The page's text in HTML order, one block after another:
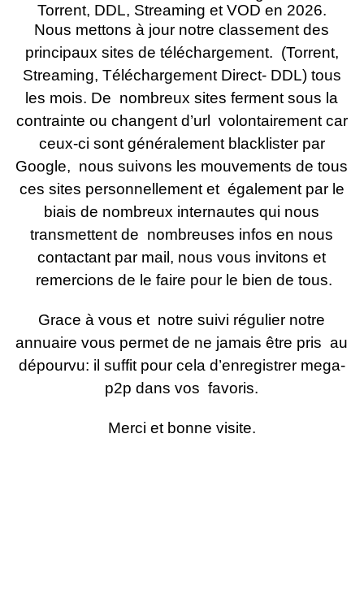
Torrent, DDL, Streaming et VOD en 2026.
Nous mettons à jour notre classement des
principaux sites de téléchargement. (Torrent,
Streaming, Téléchargement Direct- DDL) tous
les mois. De nombreux sites ferment sous la
contrainte ou changent d’url volontairement car
ceux-ci sont généralement blacklister par
Google, nous suivons les mouvements de tous
ces sites personnellement et également par le
biais de nombreux internautes qui nous
transmettent de nombreuses infos en nous
contactant par mail, nous vous invitons et
remercions de le faire pour le bien de tous.
Grace à vous et notre suivi régulier notre
annuaire vous permet de ne jamais être pris au
dépourvu: il suffit pour cela d’enregistrer mega-
p2p dans vos favoris.
Merci et bonne visite.